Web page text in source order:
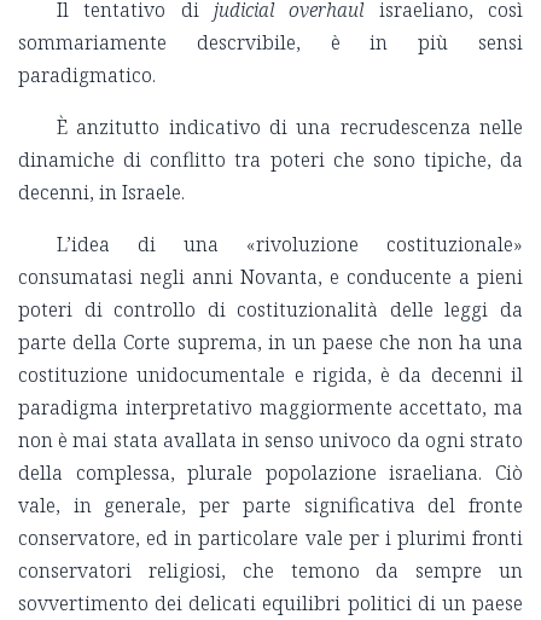
Il tentativo di judicial overhaulisraeliano, così
sommariamente descrvibile, è in più sensi
paradigmatico.
È anzitutto indicativo di una recrudescenza nelle
dinamiche di conflitto tra poteri che sono tipiche, da
decenni, in Israele.
L’idea di una «rivoluzione costituzionale»
consumatasi negli anni Novanta, e conducente a pieni
poteri di controllo di costituzionalità delle leggi da
parte della Corte suprema, in un paese che non ha una
costituzione unidocumentale e rigida, è da decenni il
paradigma interpretativo maggiormente accettato, ma
non è mai stata avallata in senso univoco da ogni strato
della complessa, plurale popolazione israeliana. Ciò
vale, in generale, per parte significativa del fronte
conservatore, ed in particolare vale per i plurimi fronti
conservatori religiosi, che temono da sempre un
sovvertimento dei delicati equilibri politici di un paese